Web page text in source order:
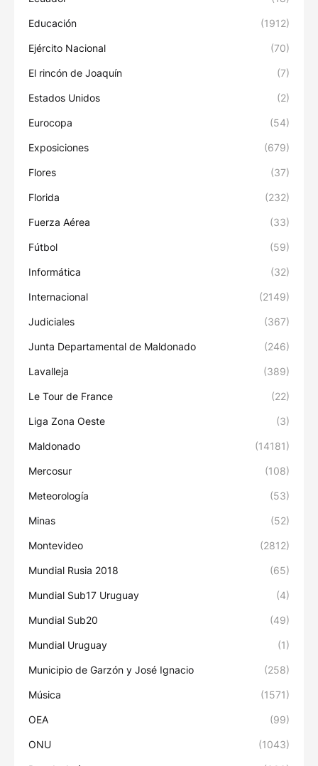
Educación (1912)
Ejército Nacional (70)
El rincón de Joaquín (7)
Estados Unidos (2)
Eurocopa (54)
Exposiciones (679)
Flores (37)
Florida (232)
Fuerza Aérea (33)
Fútbol (59)
Informática (32)
Internacional (2149)
Judiciales (367)
Junta Departamental de Maldonado (246)
Lavalleja (389)
Le Tour de France (22)
Liga Zona Oeste (3)
Maldonado (14181)
Mercosur (108)
Meteorología (53)
Minas (52)
Montevideo (2812)
Mundial Rusia 2018 (65)
Mundial Sub17 Uruguay (4)
Mundial Sub20 (49)
Mundial Uruguay (1)
Municipio de Garzón y José Ignacio (258)
Música (1571)
OEA (99)
ONU (1043)